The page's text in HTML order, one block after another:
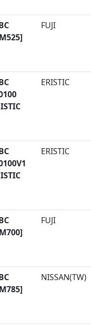
FUJI
ERISTIC
ERISTIC
FUJI
NISSAN(TW)